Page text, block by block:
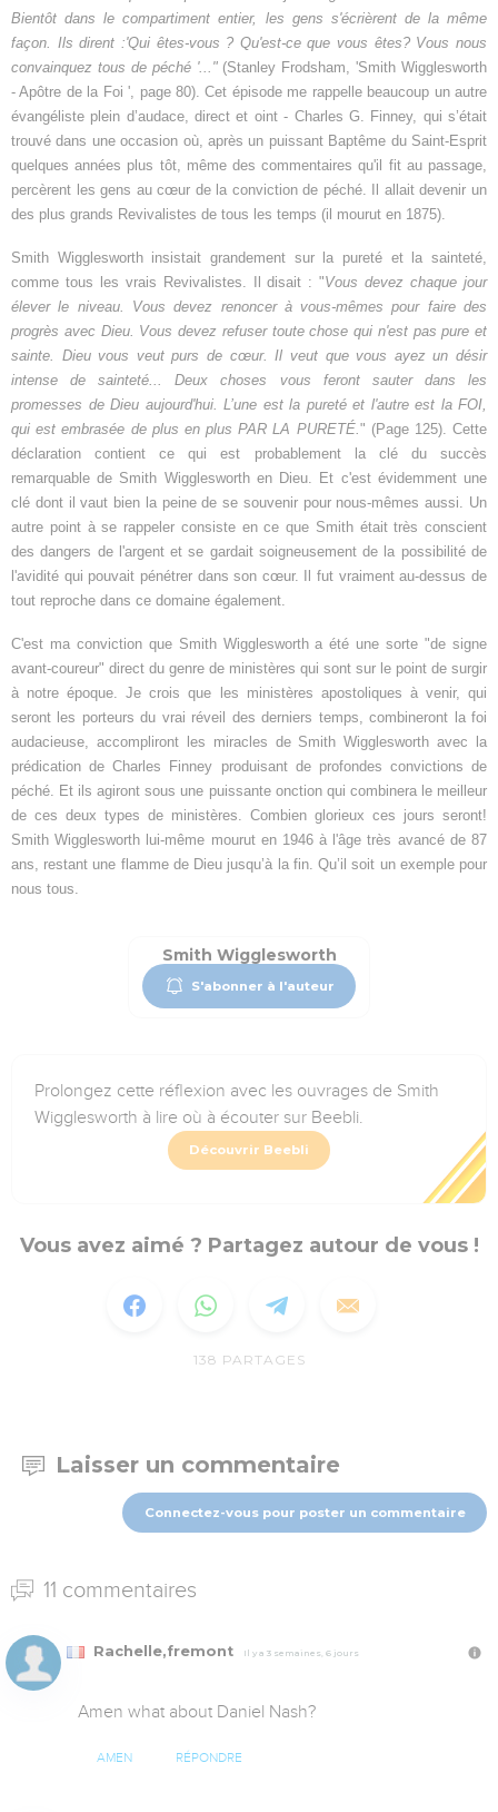
Bientôt dans le compartiment entier, les gens s'écrièrent de la même
façon. Ils dirent :'Qui êtes-vous ? Qu'est-ce que vous êtes? Vous nous
convainquez tous de péché '..."(Stanley Frodsham, 'Smith Wigglesworth
- Apôtre de la Foi ', page 80). Cet épisode me rappelle beaucoup un autre
évangéliste plein d’audace, direct et oint - Charles G. Finney, qui s’était
trouvé dans une occasion où, après un puissant Baptême du Saint-Esprit
quelques années plus tôt, même des commentaires qu'il fit au passage,
percèrent les gens au cœur de la conviction de péché. Il allait devenir un
des plus grands Revivalistes de tous les temps (il mourut en 1875).
Smith Wigglesworth insistait grandement sur la pureté et la sainteté,
comme tous les vrais Revivalistes. Il disait : "Vous devez chaque jour
élever le niveau. Vous devez renoncer à vous-mêmes pour faire des
progrès avec Dieu. Vous devez refuser toute chose qui n'est pas pure et
sainte. Dieu vous veut purs de cœur. Il veut que vous ayez un désir
intense de sainteté... Deux choses vous feront sauter dans les
promesses de Dieu aujourd'hui. L’une est la pureté et l'autre est la FOI,
qui est embrasée de plus en plus PAR LA PURETÉ." (Page 125). Cette
déclaration contient ce qui est probablement la clé du succès
remarquable de Smith Wigglesworth en Dieu. Et c'est évidemment une
clé dont il vaut bien la peine de se souvenir pour nous-mêmes aussi. Un
autre point à se rappeler consiste en ce que Smith était très conscient
des dangers de l'argent et se gardait soigneusement de la possibilité de
l'avidité qui pouvait pénétrer dans son cœur. Il fut vraiment au-dessus de
tout reproche dans ce domaine également.
C'est ma conviction que Smith Wigglesworth a été une sorte "de signe
avant-coureur" direct du genre de ministères qui sont sur le point de surgir
à notre époque. Je crois que les ministères apostoliques à venir, qui
seront les porteurs du vrai réveil des derniers temps, combineront la foi
audacieuse, accompliront les miracles de Smith Wigglesworth avec la
prédication de Charles Finney produisant de profondes convictions de
péché. Et ils agiront sous une puissante onction qui combinera le meilleur
de ces deux types de ministères. Combien glorieux ces jours seront!
Smith Wigglesworth lui-même mourut en 1946 à l'âge très avancé de 87
ans, restant une flamme de Dieu jusqu’à la fin. Qu’il soit un exemple pour
nous tous.
Smith Wigglesworth
S'abonner à l'auteur
Prolongez cette réflexion avec les ouvrages de Smith
Wigglesworth à lire où à écouter sur Beebli.
Découvrir Beebli
Vous avez aimé ? Partagez autour de vous !
138 PARTAGES
Laisser un commentaire
Connectez-vous pour poster un commentaire
11 commentaires
Rachelle,fremont Il y a 3 semaines, 6 jours
Amen what about Daniel Nash?
AMEN RÉPONDRE